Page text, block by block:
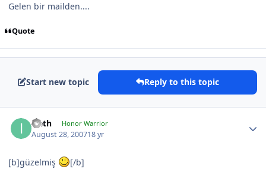
Gelen bir mailden....
Quote
Start new topic Reply to this topic
Ireth Honor Warrior
August 28, 200718 yr
[b]güzelmiş [/b]